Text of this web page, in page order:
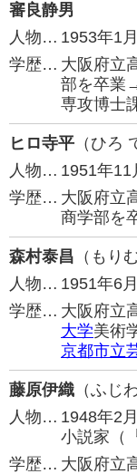
審良静男
人物… 1953年1
学歴… 大阪府立
部を卒業
専攻博士
ヒロ寺平 （ひろ
人物… 1951年11
学歴… 大阪府立
商学部を
森村泰昌 （もり
人物… 1951年6
学歴… 大阪府立
大学美術
京都市立
藤原伊織 （ふじ
人物… 1948年2
小説家（
学歴… 大阪府立